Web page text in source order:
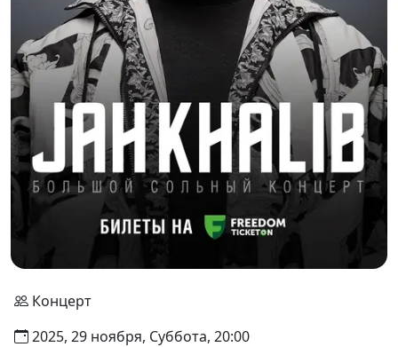
Концерт
2025, 29 ноября, Суббота, 20:00